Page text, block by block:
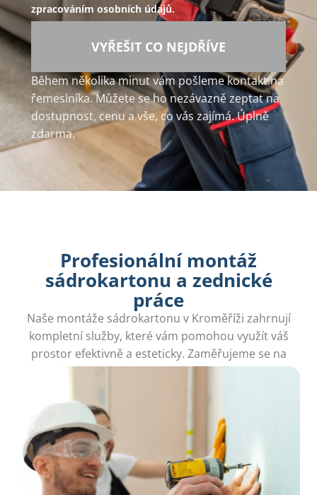
zpracováním osobních údajů.
VYŘEŠIT CO NEJDŘÍVE
Během několika minut vám pošleme kontakt na
řemeslníka. Můžete se ho nezávazně zeptat na
dostupnost, cenu a vše, co vás zajímá. Úplně
zdarma.
Profesionální montáž
sádrokartonu a zednické
práce
Naše montáže sádrokartonu v Kroměříži zahrnují
kompletní služby, které vám pomohou využít váš
prostor efektivně a esteticky. Zaměřujeme se na
kvalitu a preciznost.